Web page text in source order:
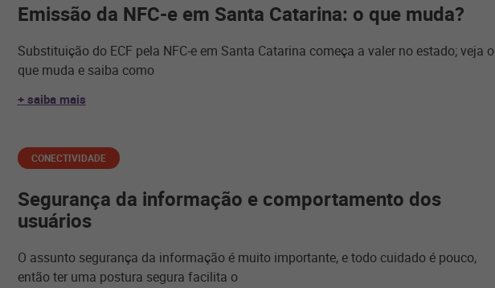
Emissão da NFC-e em Santa Catarina: o que muda?
Substituição do ECF pela NFC-e em Santa Catarina começa a valer no estado; veja o
que muda e saiba como
+ saiba mais
CONECTIVIDADE
Segurança da informação e comportamento dos
usuários
O assunto segurança da informação é muito importante, e todo cuidado é pouco,
então ter uma postura segura facilita o